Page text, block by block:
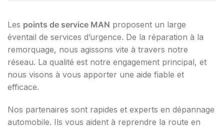
Les points de service MAN proposent un large
éventail de services d’urgence. De la réparation à la
remorquage, nous agissons vite à travers notre
réseau. La qualité est notre engagement principal, et
nous visons à vous apporter une aide fiable et
efficace.
Nos partenaires sont rapides et experts en dépannage
automobile. Ils vous aident à reprendre la route en